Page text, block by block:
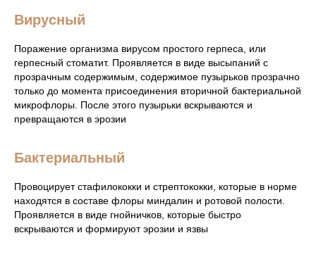
Вирусный
Поражение организма вирусом простого герпеса, или
герпесный стоматит. Проявляется в виде высыпаний с
прозрачным содержимым, содержимое пузырьков прозрачно
только до момента присоединения вторичной бактериальной
микрофлоры. После этого пузырьки вскрываются и
превращаются в эрозии
Бактериальный
Провоцирует стафилококки и стрептококки, которые в норме
находятся в составе флоры миндалин и ротовой полости.
Проявляется в виде гнойничков, которые быстро
вскрываются и формируют эрозии и язвы